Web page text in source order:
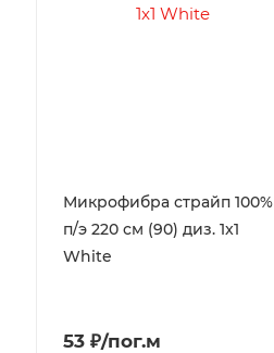
Микрофибра страйп 100%
п/э 220 см (90) диз. 1x1
White
53 ₽/пог.м